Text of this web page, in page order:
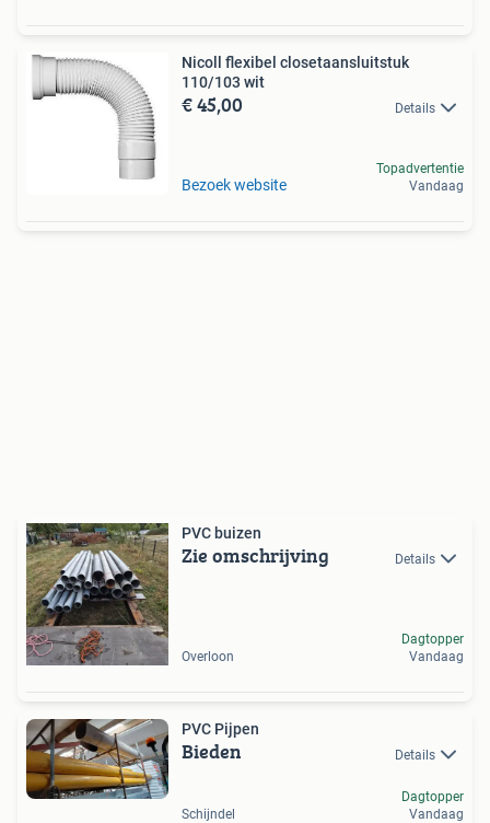
Nicoll flexibel closetaansluitstuk
110/103 wit
€ 45,00 Details
Bezoek website
Topadvertentie
Vandaag
PVC buizen
Zie omschrijving Details
Overloon
Dagtopper
Vandaag
PVC Pijpen
Bieden Details
Schijndel
Dagtopper
Vandaag